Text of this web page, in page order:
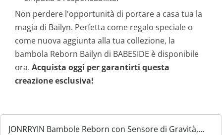
Non perdere l'opportunità di portare a casa tua la
magia di Bailyn. Perfetta come regalo speciale o
come nuova aggiunta alla tua collezione, la
bambola Reborn Bailyn di BABESIDE è disponibile
ora. Acquista oggi per garantirti questa
creazione esclusiva!
JONRRYIN Bambole Reborn con Sensore di Gravità,